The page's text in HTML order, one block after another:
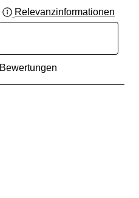
Relevanzinformationen
Bewertungen